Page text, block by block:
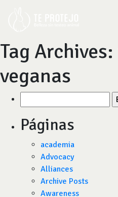
Tag Archives:
veganas
por:
Páginas
academia
Advocacy
Alliances
Archive Posts
Awareness